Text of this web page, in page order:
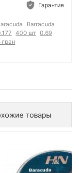
Гарантия
Barracuda
400 шт 0.69
гран
товары